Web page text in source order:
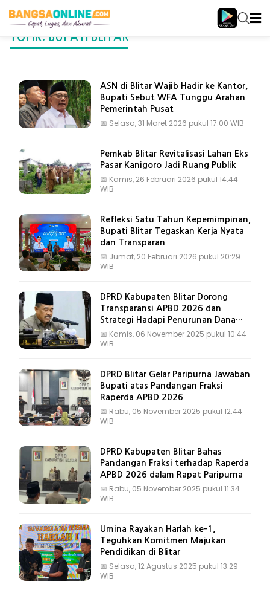
TOPIK: BUPATI BLITAR
ASN di Blitar Wajib Hadir ke Kantor,
Bupati Sebut WFA Tunggu Arahan
Pemerintah Pusat
📅 Selasa, 31 Maret 2026 pukul 17:00 WIB
Pemkab Blitar Revitalisasi Lahan Eks
Pasar Kanigoro Jadi Ruang Publik
📅 Kamis, 26 Februari 2026 pukul 14:44
WIB
Refleksi Satu Tahun Kepemimpinan,
Bupati Blitar Tegaskan Kerja Nyata
dan Transparan
📅 Jumat, 20 Februari 2026 pukul 20:29
WIB
DPRD Kabupaten Blitar Dorong
Transparansi APBD 2026 dan
Strategi Hadapi Penurunan Dana
Transfer
📅 Kamis, 06 November 2025 pukul 10:44
WIB
DPRD Blitar Gelar Paripurna Jawaban
Bupati atas Pandangan Fraksi
Raperda APBD 2026
📅 Rabu, 05 November 2025 pukul 12:44
WIB
DPRD Kabupaten Blitar Bahas
Pandangan Fraksi terhadap Raperda
APBD 2026 dalam Rapat Paripurna
📅 Rabu, 05 November 2025 pukul 11:34
WIB
Umina Rayakan Harlah ke-1,
Teguhkan Komitmen Majukan
Pendidikan di Blitar
📅 Selasa, 12 Agustus 2025 pukul 13:29
WIB